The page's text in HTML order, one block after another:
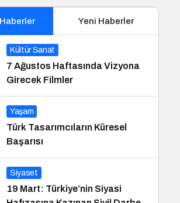
Yeni Haberler
Kültür Sanat
7 Ağustos Haftasında Vizyona
Girecek Filmler
Yaşam
Türk Tasarımcıların Küresel
Başarısı
Siyaset
19 Mart: Türkiye’nin Siyasi